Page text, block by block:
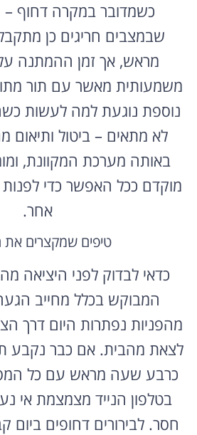
כשמדובר במקרה דחוף
שבמצבים חריגים כן
מראש, אך זמן ההמתנה
משמעותית מאשר עם תור
נוספת נוגעת למה לעשות
לא מתאים – ביטול
באותה מערכת המקוונת,
מוקדם ככל האפשר כדי
אחר.
טיפים שמקצרים את
כדאי לבדוק לפני היציאה
המבוקש בכלל מחייב
מהפניות נפתרות היום דרך
לצאת מהבית. אם כבר נקבע
כרבע שעה מראש עם כל
בטלפון הנייד מצמצמת אי
חסר. לבירורים דחופים